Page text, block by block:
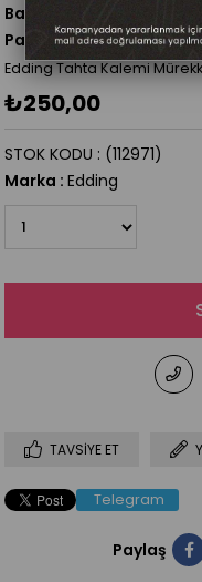
Barkod
Para Puan:0
Edding Tahta Kalemi
₺250,00
(112971)
STOK KODU
Marka : Edding
TAVSIYE ET
Telegram
Paylaş